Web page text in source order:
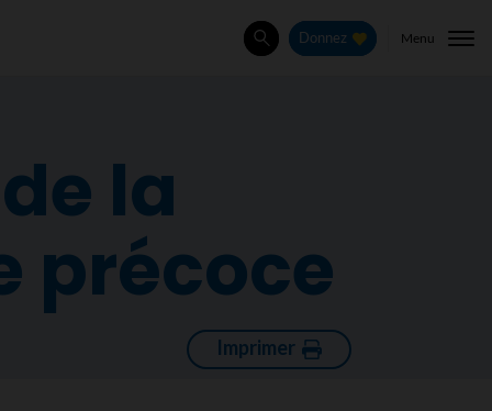
Rechercher
Donnez Menu
la
précoce
Imprimer